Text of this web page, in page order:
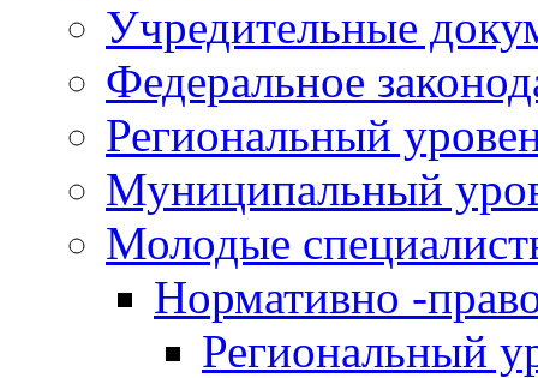
Учредительные
Федеральное
Региональный
Муниципальный
Молодые
Нормативно -
Региональный